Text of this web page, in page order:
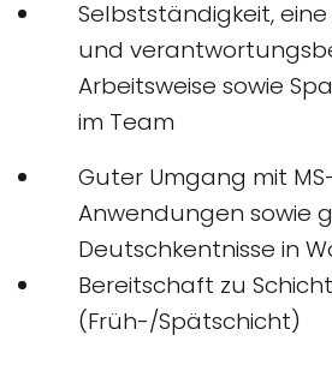
Selbstständigkeit,
und
Arbeitsweise sowie
im Team
Guter Umgang mit
Anwendungen sowie
Deutschkentnisse in
Bereitschaft zu
(Früh-/Spätschicht)